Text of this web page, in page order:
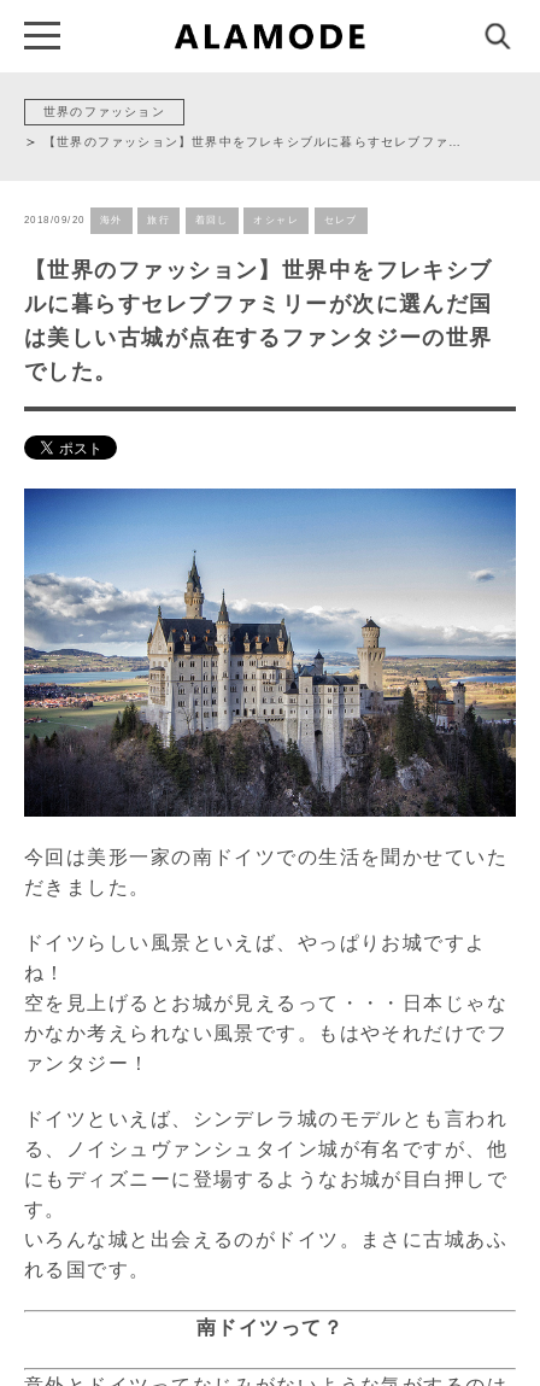
世界のファッション
【世界のファッション】世界中をフレキシブルに暮らすセレブファ…
2018/09/20 海外 旅行 着回し オシャレ セレブ
【世界のファッション】世界中をフレキシブ
ルに暮らすセレブファミリーが次に選んだ国
は美しい古城が点在するファンタジーの世界
でした。
今回は美形一家の南ドイツでの生活を聞かせていた
だきました。
ドイツらしい風景といえば、やっぱりお城ですよ
ね！
空を見上げるとお城が見えるって・・・日本じゃな
かなか考えられない風景です。もはやそれだけでフ
ァンタジー！
ドイツといえば、シンデレラ城のモデルとも言われ
る、ノイシュヴァンシュタイン城が有名ですが、他
にもディズニーに登場するようなお城が目白押しで
す。
いろんな城と出会えるのがドイツ。まさに古城あふ
れる国です。
南ドイツって？